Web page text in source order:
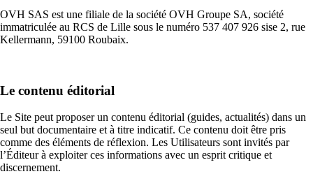
OVH SAS est une filiale de la société OVH Groupe SA, société
immatriculée au RCS de Lille sous le numéro 537 407 926 sise 2, rue
Kellermann, 59100 Roubaix.
Le contenu éditorial
Le Site peut proposer un contenu éditorial (guides, actualités) dans un
seul but documentaire et à titre indicatif. Ce contenu doit être pris
comme des éléments de réflexion. Les Utilisateurs sont invités par
l’Éditeur à exploiter ces informations avec un esprit critique et
discernement.